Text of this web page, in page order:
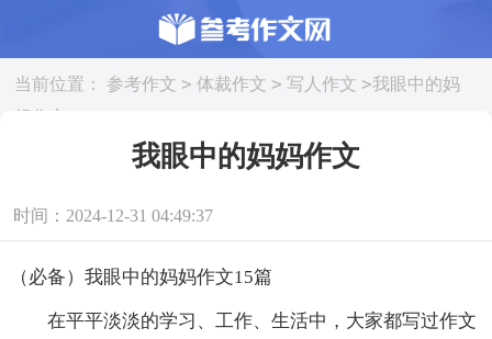
当前位置： 参考作文 > 体裁作文 > 写人作文 >我眼中的妈
妈作文
我眼中的妈妈作文
时间：2024-12-31 04:49:37
（必备）我眼中的妈妈作文15篇
在平平淡淡的学习、工作、生活中，大家都写过作文